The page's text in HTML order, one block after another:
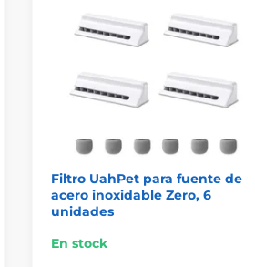
Filtro UahPet para fuente de
acero inoxidable Zero, 6
unidades
En stock